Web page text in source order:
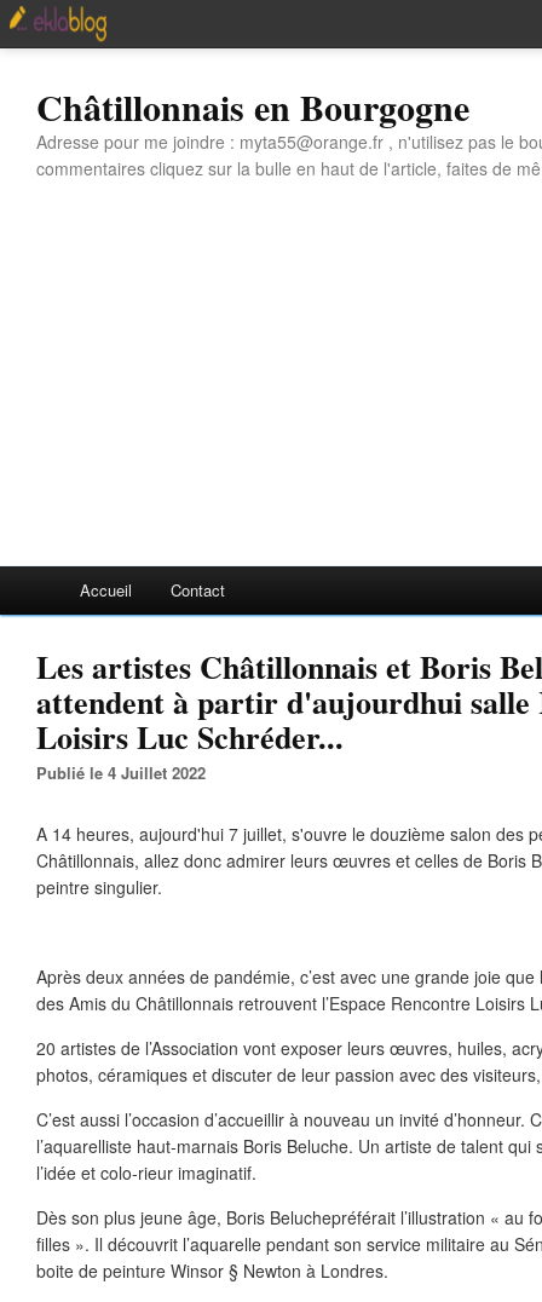
Châtillonnais en Bourgogne
Adresse pour me joindre : myta55@orange.fr , n'utilisez pas le
commentaires cliquez sur la bulle en haut de l'article, faites de
Accueil Contact
Les artistes Châtillonnais et Boris
attendent à partir d'aujourdhui salle
Loisirs Luc Schréder...
Publié le 4 Juillet 2022
A 14 heures, aujourd'hui 7 juillet, s'ouvre le douzième salon des
Châtillonnais, allez donc admirer leurs œuvres et celles de Boris
peintre singulier.
Après deux années de pandémie, c’est avec une grande joie que
des Amis du Châtillonnais retrouvent l’Espace Rencontre Loisirs
20 artistes de l’Association vont exposer leurs œuvres, huiles,
photos, céramiques et discuter de leur passion avec des
C’est aussi l’occasion d’accueillir à nouveau un invité d’honneur.
l’aquarelliste haut-marnais Boris Beluche. Un artiste de talent
l’idée et colo-rieur imaginatif.
Dès son plus jeune âge, Boris Beluchepréférait l’illustration « au
filles ». Il découvrit l’aquarelle pendant son service militaire au
boite de peinture Winsor § Newton à Londres.